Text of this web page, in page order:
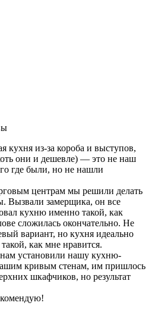
кухня из-за короба и выступов,
они и дешевле) — это не наш
где были, но не нашли
центрам мы решили делать
Вызвали замерщика, он все
кухню именно такой, как
сложилась окончательно. Не
вариант, но кухня идеально
как мне нравится.
установили нашу кухню-
кривым стенам, им пришлось
шкафчиков, но результат